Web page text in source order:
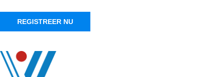
REGISTREER NU